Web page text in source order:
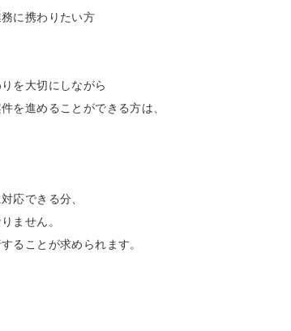
に携わりたい方
を大切にしながら
を進めることができる方は、
応できる分、
ません。
ることが求められます。